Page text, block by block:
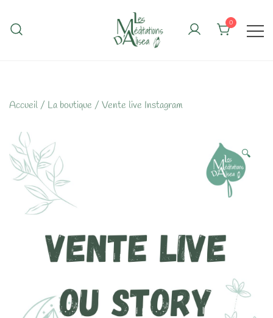
content
0
Accueil / La boutique / Vente live Instagram
🔍